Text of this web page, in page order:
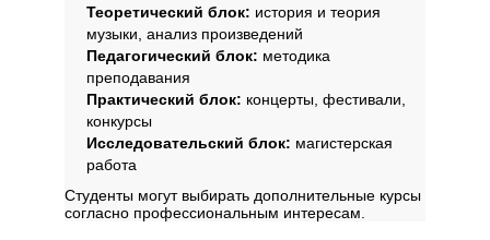
Теоретический блок: история и теория
музыки, анализ произведений
Педагогический блок: методика
преподавания
Практический блок: концерты, фестивали,
конкурсы
Исследовательский блок: магистерская
работа
Студенты могут выбирать дополнительные курсы
согласно профессиональным интересам.